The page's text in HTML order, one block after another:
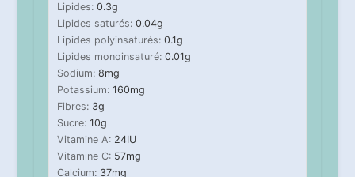
Lipides: 0.3g
Lipides saturés: 0.04g
Lipides polyinsaturés: 0.1g
Lipides monoinsaturé: 0.01g
Sodium: 8mg
Potassium: 160mg
Fibres: 3g
Sucre: 10g
Vitamine A: 24IU
Vitamine C: 57mg
Calcium: 37mg